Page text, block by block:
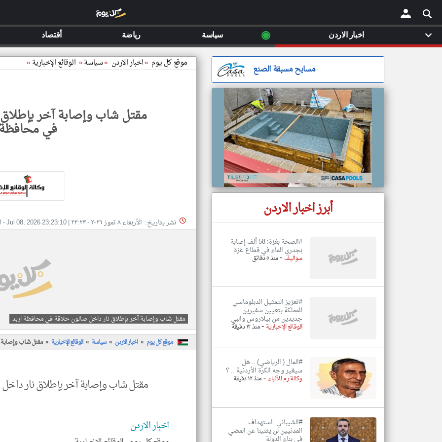
× موقع كل يوم »اخبار الاردن »سياسة» الوقائع الإخبارية»
مقتل شاب وإصابة آخر
في
نشر بتاريخ: الأربعاء ٨ تموز ٢٠٢٦ - ٢٣:٢٣ |
Jul 08, 2026 23:23:10
-
مقتل شاب وإصابة آخر بإطلاق نار داخل صالون حلاقة في محافظة اربد
موقع كل يوم اخبار الاردن سياسة الوقائع الإخبارية مقتل شاب وإصابة
مقتل شاب وإصابة آخر بإطلاق نار
اخبار الاردن
مسابح مسبقة الصنع
أبرز اخبار الاردن
#الصحة بغزة: 58 ألف إصابة
بجدري الماء في قطاع غزة
سواليف -منذ ٥ دقائق
#تعزيز التمثيل الدبلوماسي
للمملكة بتعيين سفيرين
جديدين من بيلاروس والبي
الوقائع الإخبارية-منذ ١٢ دقيقة
#المال ( الرياضي) .. هل
سيغير وجه الكرة الأردنية .. ؟
وكالة رم للأنباء -منذ ١٢ دقيقة
#الشيباني: استهداف
المدنيين لن يثنينا عن المضي
في بناء الدولة
اخبار الاردن ◉ سياسة رياضة أقتصاد